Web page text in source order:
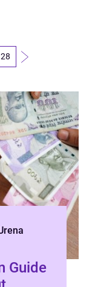
28
Guide